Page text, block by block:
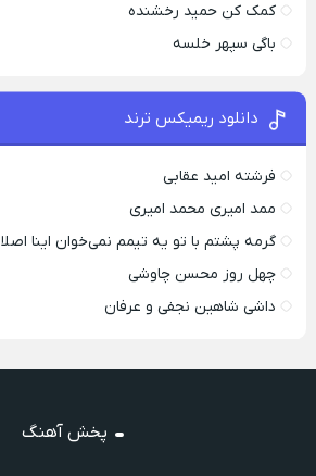
کمک کن حمید رخشنده
باگی سپهر خلسه
دانلود ریمیکس ترند
فرشته امید عقابی
ممد امیری محمد امیری
گرمه پشتم با تو یه تیمم نمی‌خوان اینا اصلا
چهل روز محسن چاوشی
داشی شاهین نجفی و عرفان
پخش آهنگ